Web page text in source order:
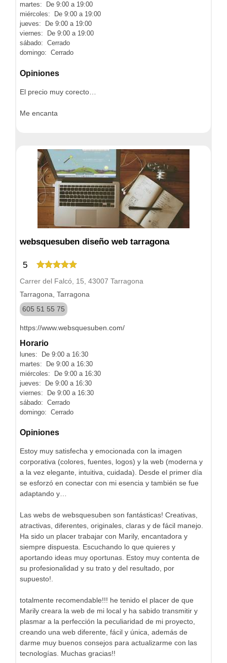
martes: De 9:00 a 19:00
miércoles: De 9:00 a 19:00
jueves: De 9:00 a 19:00
viernes: De 9:00 a 19:00
sábado: Cerrado
domingo: Cerrado
Opiniones
El precio muy corecto…
Me encanta
websquesuben diseño web tarragona
5
Carrer del Falcó, 15, 43007 Tarragona
Tarragona, Tarragona
605 51 55 75
https://www.websquesuben.com/
Horario
lunes: De 9:00 a 16:30
martes: De 9:00 a 16:30
miércoles: De 9:00 a 16:30
jueves: De 9:00 a 16:30
viernes: De 9:00 a 16:30
sábado: Cerrado
domingo: Cerrado
Opiniones
Estoy muy satisfecha y emocionada con la imagen
corporativa (colores, fuentes, logos) y la web (moderna y
a la vez elegante, intuitiva, cuidada). Desde el primer día
se esforzó en conectar con mi esencia y también se fue
adaptando y…
Las webs de websquesuben son fantásticas! Creativas,
atractivas, diferentes, originales, claras y de fácil manejo.
Ha sido un placer trabajar con Marily, encantadora y
siempre dispuesta. Escuchando lo que quieres y
aportando ideas muy oportunas. Estoy muy contenta de
su profesionalidad y su trato y del resultado, por
supuesto!.
totalmente recomendable!!! he tenido el placer de que
Marily creara la web de mi local y ha sabido transmitir y
plasmar a la perfección la peculiaridad de mi proyecto,
creando una web diferente, fácil y única, además de
darme muy buenos consejos para actualizarme con las
tecnologías. Muchas gracias!!